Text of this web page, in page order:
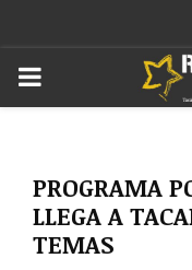
PRIMARY
PROGRAMA
LLEGA A
TEMAS